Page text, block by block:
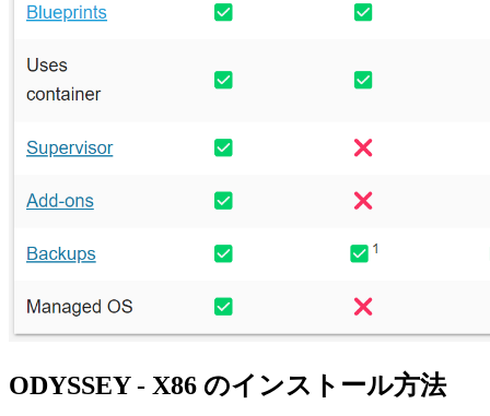
ODYSSEY - X86 のインストール方法